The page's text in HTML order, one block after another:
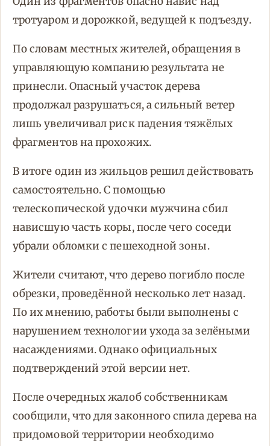
тротуаром и дорожкой, ведущей к подъезду.
По словам местных жителей, обращения в
управляющую компанию результата не
принесли. Опасный участок дерева
продолжал разрушаться, а сильный ветер
лишь увеличивал риск падения тяжёлых
фрагментов на прохожих.
В итоге один из жильцов решил действовать
самостоятельно. С помощью
телескопической удочки мужчина сбил
нависшую часть коры, после чего соседи
убрали обломки с пешеходной зоны.
Жители считают, что дерево погибло после
обрезки, проведённой несколько лет назад.
По их мнению, работы были выполнены с
нарушением технологии ухода за зелёными
насаждениями. Однако официальных
подтверждений этой версии нет.
После очередных жалоб собственникам
сообщили, что для законного спила дерева на
придомовой территории необходимо